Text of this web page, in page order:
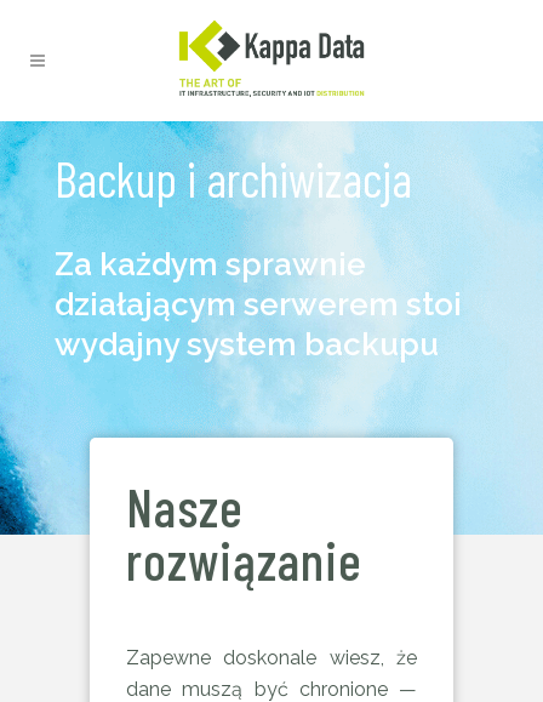
Backup i archiwizacja
Za każdym sprawnie
działającym serwerem stoi
wydajny system backupu
Nasze
rozwiązanie
Zapewne doskonale wiesz, że
dane muszą być chronione —